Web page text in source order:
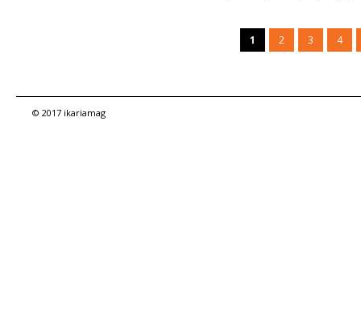
1 2 3 4
© 2017 ikariamag